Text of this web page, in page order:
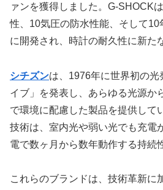
ァンを獲得しました。G-SHOCK
性、10気圧の防水性能、そして
に開発され、時計の耐久性に新た
シチズンは、1976年に世界初の光
イブ」を発表し、あらゆる光源か
で環境に配慮した製品を提供して
技術は、室内光や弱い光でも充電
電で数ヶ月から数年動作する持続
これらのブランドは、技術革新に